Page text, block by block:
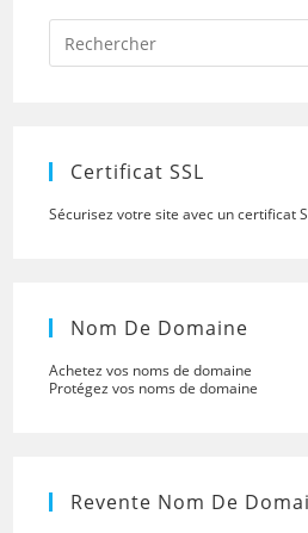
Certificat SSL
Sécurisez votre site avec un certificat
Nom De Domaine
Achetez vos noms de domaine
Protégez vos noms de domaine
Revente Nom De